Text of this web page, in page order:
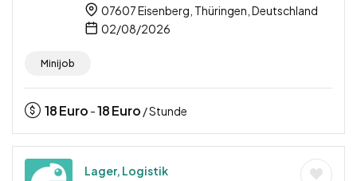
07607 Eisenberg, Thüringen, Deutschland
02/08/2026
Minijob
18Euro -18Euro / Stunde
Lager, Logistik